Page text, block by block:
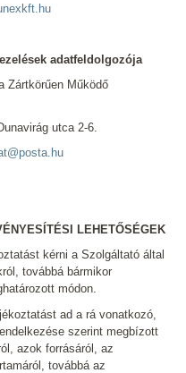
adatfeldolgozója
Zártkörűen Működő
utca 2-6.
LEHETŐSÉGEK
kérni a Szolgáltató által
továbbá bármikor
módon.
ad a rá vonatkozó,
szerint megbízott
azok forrásáról, az
továbbá az